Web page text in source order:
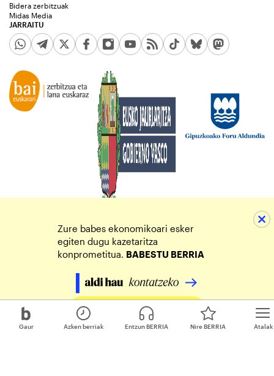
Gaur Atalak
Azken berriak Entzun BERRIA Nire BERRIA
JARRAITU
Bidera zerbitzuak
Midas Media
Zure babes ekonomikoari esker
egiten dugu kazetaritza
konprometitua. BABESTU BERRIA
Egin zure ekarpena